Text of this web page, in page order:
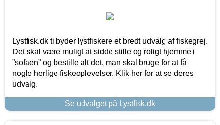
Lystfisk.dk tilbyder lystfiskere et bredt udvalg af fiskegrej.
Det skal være muligt at sidde stille og roligt hjemme i
”sofaen” og bestille alt det, man skal bruge for at få
nogle herlige fiskeoplevelser. Klik her for at se deres
udvalg.
Se udvalget på Lystfisk.dk